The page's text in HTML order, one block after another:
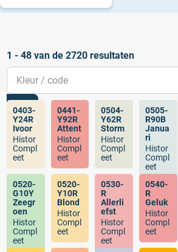
Alle waaiers
kleurselectie van
nu
1 - 48 van de 2720 resultaten
0403-
Y24R
Ivoor
Histor
Compl
eet
0441-
Y92R
Attent
Histor
Compl
eet
0504-
Y62R
Storm
Histor
Compl
eet
0505-
R90B
Janua
ri
Histor
Compl
eet
0520-
G10Y
Zeegr
oen
Histor
Compl
eet
0520-
Y10R
Blond
Histor
Compl
eet
0530-
R
Allerli
efst
Histor
Compl
eet
0540-
R
Geluk
Histor
Compl
eet